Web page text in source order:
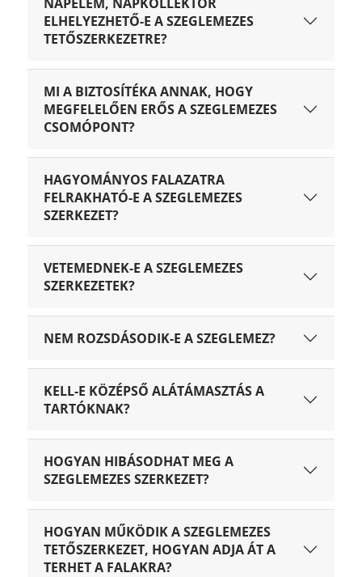
ELHELYEZHETŐ-E A SZEGLEMEZES
TETŐSZERKEZETRE?
MI A BIZTOSÍTÉKA ANNAK, HOGY
MEGFELELŐEN ERŐS A SZEGLEMEZES
CSOMÓPONT?
HAGYOMÁNYOS FALAZATRA
FELRAKHATÓ-E A SZEGLEMEZES
SZERKEZET?
VETEMEDNEK-E A SZEGLEMEZES
SZERKEZETEK?
NEM ROZSDÁSODIK-E A SZEGLEMEZ?
KELL-E KÖZÉPSŐ ALÁTÁMASZTÁS A
TARTÓKNAK?
HOGYAN HIBÁSODHAT MEG A
SZEGLEMEZES SZERKEZET?
HOGYAN MŰKÖDIK A SZEGLEMEZES
TETŐSZERKEZET, HOGYAN ADJA ÁT A
TERHET A FALAKRA?